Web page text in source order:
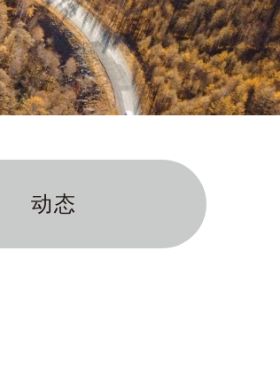
动态